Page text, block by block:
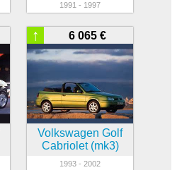
1991 - 1997
6 065 €
↑
Volkswagen Golf
Cabriolet (mk3)
1993 - 2002